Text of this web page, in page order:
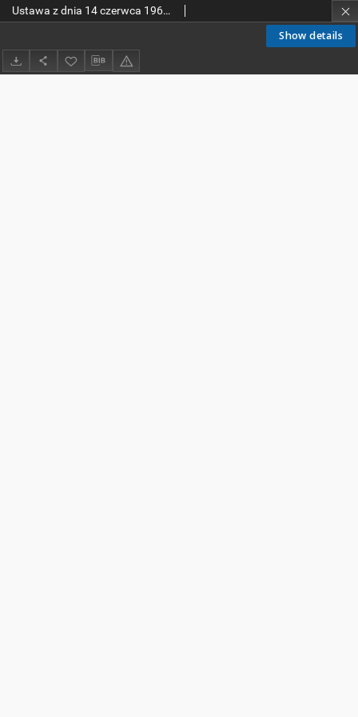
Show details
Ustawa z dnia 14 czerwca 1960 r. Kodeks postępowania administracyjnego.